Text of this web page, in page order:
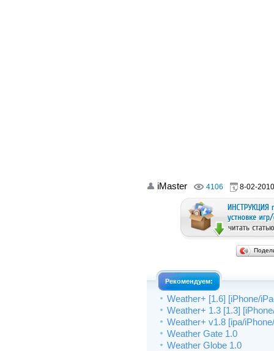
iMaster 4106 8-02-
Рекомендуем:
Weather+ [1.6] [iPhone/
Weather+ 1.3 [1.3]
Weather+ v1.8 [ipa/
Weather Gate 1.0
Weather Globe 1.0